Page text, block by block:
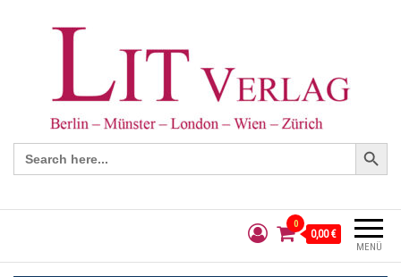
Search
for:
Search Button
MENÜ
0
0,00 €